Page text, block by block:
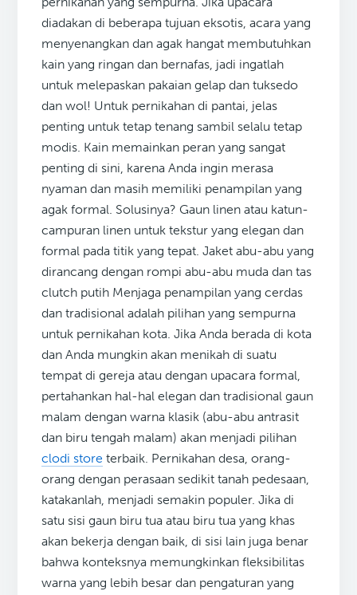
diadakan di beberapa tujuan eksotis, acara yang
menyenangkan dan agak hangat membutuhkan
kain yang ringan dan bernafas, jadi ingatlah
untuk melepaskan pakaian gelap dan tuksedo
dan wol! Untuk pernikahan di pantai, jelas
penting untuk tetap tenang sambil selalu tetap
modis. Kain memainkan peran yang sangat
penting di sini, karena Anda ingin merasa
nyaman dan masih memiliki penampilan yang
agak formal. Solusinya? Gaun linen atau katun-
campuran linen untuk tekstur yang elegan dan
formal pada titik yang tepat. Jaket abu-abu yang
dirancang dengan rompi abu-abu muda dan tas
clutch putih Menjaga penampilan yang cerdas
dan tradisional adalah pilihan yang sempurna
untuk pernikahan kota. Jika Anda berada di kota
dan Anda mungkin akan menikah di suatu
tempat di gereja atau dengan upacara formal,
pertahankan hal-hal elegan dan tradisional gaun
malam dengan warna klasik (abu-abu antrasit
dan biru tengah malam) akan menjadi pilihan
clodi store terbaik. Pernikahan desa, orang-
orang dengan perasaan sedikit tanah pedesaan,
katakanlah, menjadi semakin populer. Jika di
satu sisi gaun biru tua atau biru tua yang khas
akan bekerja dengan baik, di sisi lain juga benar
bahwa konteksnya memungkinkan fleksibilitas
warna yang lebih besar dan pengaturan yang